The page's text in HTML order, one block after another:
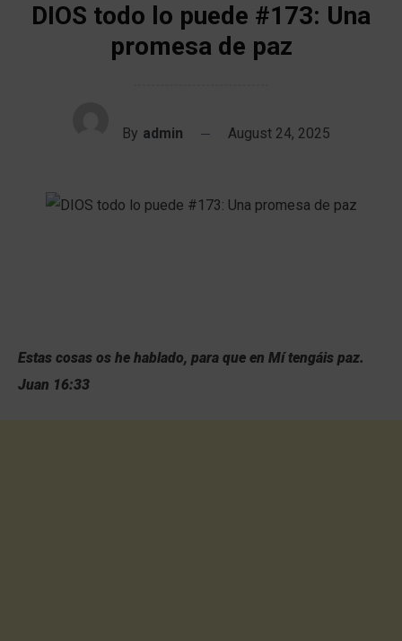
DIOS todo lo puede #173: Una
promesa de paz
By admin August 24, 2025
Estas cosas os he hablado, para que en Mí tengáis paz.
Juan 16:33